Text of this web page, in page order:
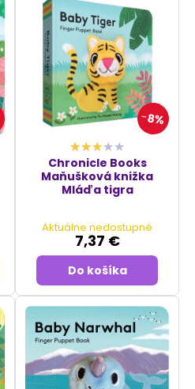
8%
Chronicle Books
Maňušková knižka
Mláďa tigra
Aktuálne nedostupné
7,37 €
Do košíka